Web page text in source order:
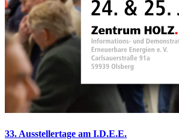
33. Ausstellertage am I.D.E.E.